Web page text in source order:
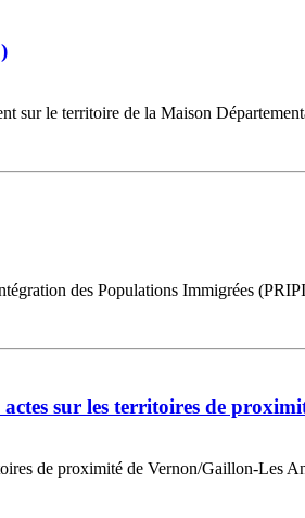
sur le territoire de la Maison
des Populations Immigrées
sur les territoires de
de proximité de Vernon/Gaillon-Les